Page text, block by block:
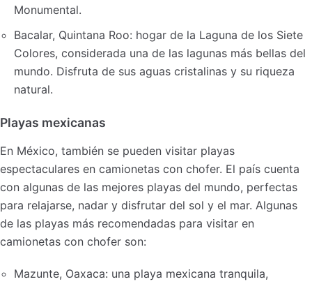
Monumental.
Bacalar, Quintana Roo: hogar de la Laguna de los Siete
Colores, considerada una de las lagunas más bellas del
mundo. Disfruta de sus aguas cristalinas y su riqueza
natural.
Playas mexicanas
En México, también se pueden visitar playas
espectaculares en camionetas con chofer. El país cuenta
con algunas de las mejores playas del mundo, perfectas
para relajarse, nadar y disfrutar del sol y el mar. Algunas
de las playas más recomendadas para visitar en
camionetas con chofer son:
Mazunte, Oaxaca: una playa mexicana tranquila,